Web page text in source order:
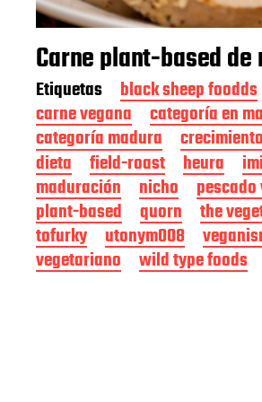
Carne plant-based de
Etiquetas black sheep foodds
carne vegana
categoría en
categoría madura
crecimiento
dieta
field-roast heura
maduración
nicho
plant-based
quorn
the
tofurky
utonym008
vegetariano
wild type foods